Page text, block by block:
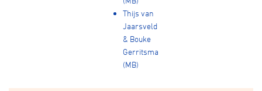
Thijs van
Jaarsveld
& Bouke
Gerritsma
(MB)